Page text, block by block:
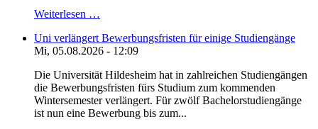
Weiterlesen …
Uni verlängert Bewerbungsfristen für einige Studiengänge
Mi, 05.08.2026 - 12:09
Die Universität Hildesheim hat in zahlreichen Studiengängen
die Bewerbungsfristen fürs Studium zum kommenden
Wintersemester verlängert. Für zwölf Bachelorstudiengänge
ist nun eine Bewerbung bis zum...